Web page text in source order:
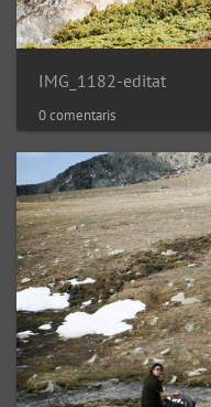
IMG_1182-editat
0 comentaris